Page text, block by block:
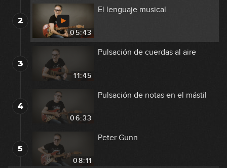
2
05:43
El lenguaje musical
3
11:45
Pulsación de cuerdas al aire
4
06:33
Pulsación de notas en el mástil
5
08:11
Peter Gunn